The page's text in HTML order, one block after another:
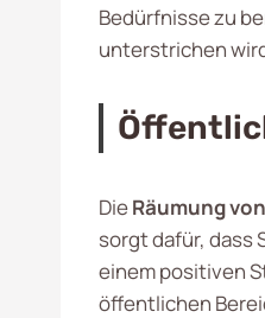
Bedürfnisse zu
unterstrichen
DieRäumung
sorgt dafür, dass
einem positiven
öffentlichen